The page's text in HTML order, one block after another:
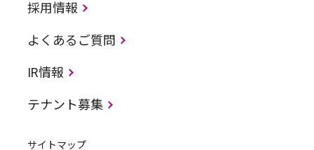
採用情報
よくあるご質問
IR情報
テナント募集
サイトマップ